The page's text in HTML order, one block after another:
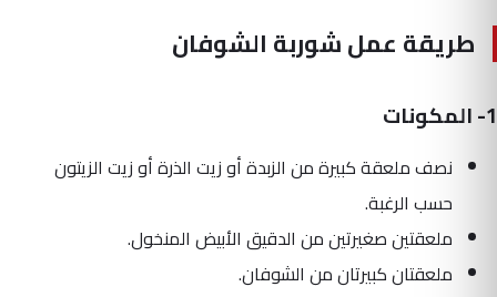
طريقة عمل شوربة الشوفان
1- المكونات
نصف ملعقة كبيرة من الزبدة أو زيت الذرة أو زيت الزيتون
حسب الرغبة.
ملعقتين صغيرتين من الدقيق الأبيض المنخول.
ملعقتان كبيرتان من الشوفان.